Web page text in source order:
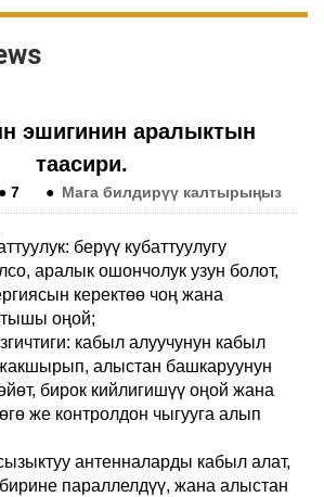
эшигинин аралыктын
таасири.
● 7 ● Мага билдирүү калтырыңыз
берүү кубаттуулугу
аралык ошончолук узун болот,
керектөө чоң жана
оңой;
кабыл алуучунун кабыл
жакшырып, алыстан башкаруунун
бирок кийлигишүү оңой жана
же контролдон чыгууга алып
антенналарды кабыл алат,
параллелдүү, жана алыстан